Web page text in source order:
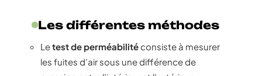
Les différentes méthodes
Letest de perméabilitéconsiste à mesurer
les fuites d’air sous une différence de